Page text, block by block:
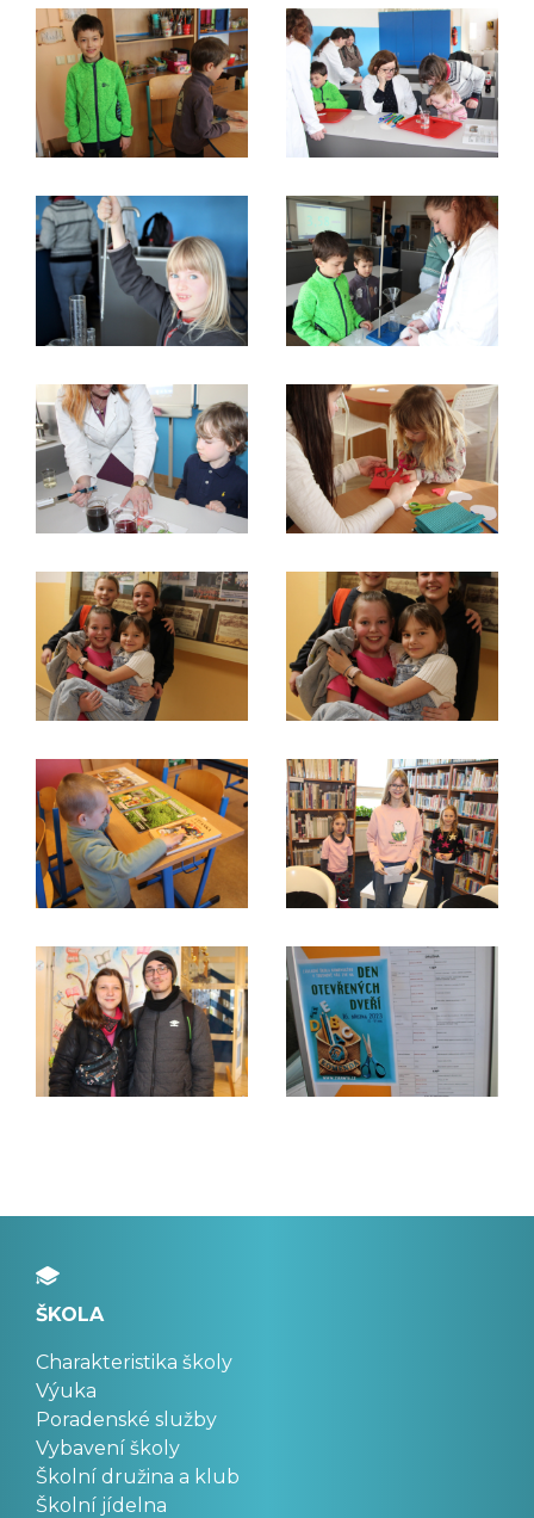
ŠKOLA
Charakteristika školy
Výuka
Poradenské služby
Vybavení školy
Školní družina a klub
Školní jídelna